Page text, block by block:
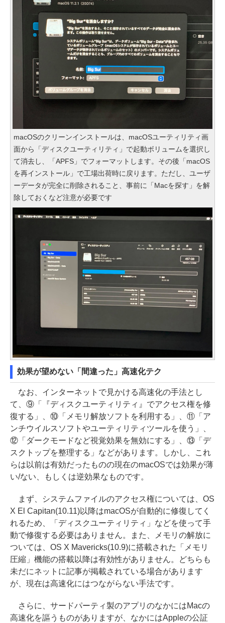
macOSのクリーンインストールは、macOSユーティリティ画
面から「ディスクユーティリティ」で起動ボリュームを選択し
て消去し、「APFS」でフォーマットします。その後「macOS
を再インストール」で工場出荷時に戻ります。ただし、ユーザ
ーデータが完全に削除されること、事前に「Macを探す」を解
除しておくなど注意が必要です
効果が望めない「間違った」高速化テク
なお、インターネットで見かける高速化の手法とし
て、⑨「『ディスクユーティリティ』でアクセス権を修
復する」、⑩「メモリ解放ソフトを利用する」、⑪「ア
ンチウイルスソフトやユーティリティツールを使う」、
⑫「ダークモードなど視覚効果を無効にする」、⑬「デ
スクトップを整理する」などがあります。しかし、これ
らは以前は有効だったものの現在のmacOSでは効果が薄
い/ない、もしくは逆効果なものです。
まず、システムファイルのアクセス権については、OS
X El Capitan(10.11)以降はmacOSが自動的に修復してく
れるため、「ディスクユーティリティ」などを使って手
動で修復する必要はありません。また、メモリの解放に
ついては、OS X Mavericks(10.9)に搭載された「メモリ
圧縮」機能の搭載以降は有効性がありません。どちらも
未だにネットに記事が掲載されている場合があります
が、現在は高速化にはつながらない手法です。
さらに、サードパーティ製のアプリのなかにはMacの
高速化を謳うものがありますが、なかにはAppleの公証